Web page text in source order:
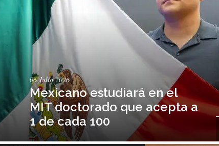
06 Julio 2026
Mexicano estudiará en el
MIT doctorado que acepta a
1 de cada 100